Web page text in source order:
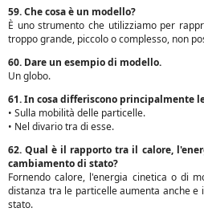
59. Che cosa è un modello?
È uno strumento che utilizziamo per
troppo grande, piccolo o complesso, non
60. Dare un esempio di modello.
Un globo.
61. In cosa differiscono principalmente
• Sulla mobilità delle particelle.
• Nel divario tra di esse.
62. Qual è il rapporto tra il calore,
cambiamento di stato?
Fornendo calore, l'energia cinetica o di
distanza tra le particelle aumenta anche
stato.